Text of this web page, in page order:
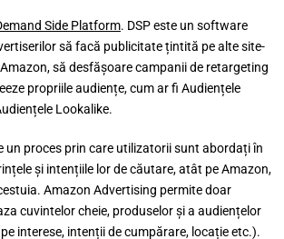
Side Platform. DSP este un software
să facă publicitate țintită pe alte site-
să desfășoare campanii de retargeting
propriile audiențe, cum ar fi Audiențele
Lookalike.
un proces prin care utilizatorii sunt abordați în
și intențiile lor de căutare, atât pe Amazon,
Amazon Advertising permite doar
cuvintelor cheie, produselor și a audiențelor
interese, intenții de cumpărare, locație etc.).